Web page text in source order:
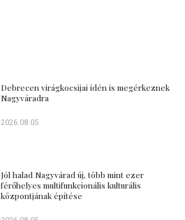
Debrecen virágkocsijai idén is megérkeznek
Nagyváradra
2026.08.05
Jól halad Nagyvárad új, több mint ezer
férőhelyes multifunkcionális kulturális
központjának építése